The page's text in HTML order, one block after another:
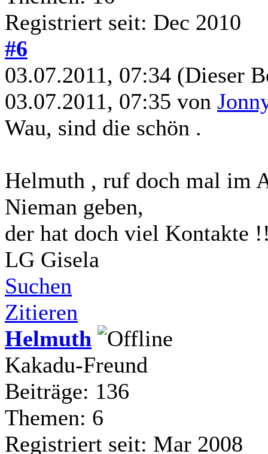
Registriert seit: Dec 2010
#6
03.07.2011, 07:34 (Dieser
03.07.2011, 07:35 von
Wau, sind die schön .
Helmuth , ruf doch mal im
Nieman geben,
der hat doch viel Kontakte
LG Gisela
Suchen
Zitieren
Helmuth
Kakadu-Freund
Beiträge: 136
Themen: 6
Registriert seit: Mar 2008